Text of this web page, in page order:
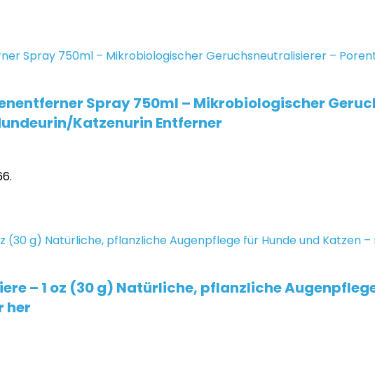
Spray 750ml – Mikrobiologischer
Katzenurin Entferner
– 1 oz (30 g) Natürliche, pflanzliche
her